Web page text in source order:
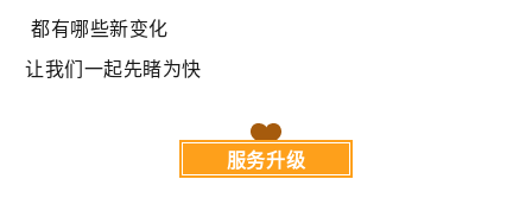
都有哪些新变化
让我们一起先睹为快
服务升级